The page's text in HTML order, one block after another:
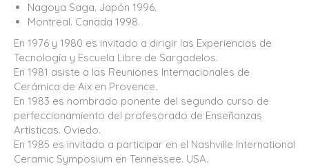
Nagoya Saga. Japón 1996.
Montreal. Canada 1998.
En 1976 y 1980 es invitado a dirigir las Experiencias de
Tecnología y Escuela Libre de Sargadelos.
En 1981 asiste a las Reuniones Internacionales de
Cerámica de Aix en Provence.
En 1983 es nombrado ponente del segundo curso de
perfeccionamiento del profesorado de Enseñanzas
Artísticas. Oviedo.
En 1985 es invitado a participar en el Nashville International
Ceramic Symposium en Tennessee. USA.